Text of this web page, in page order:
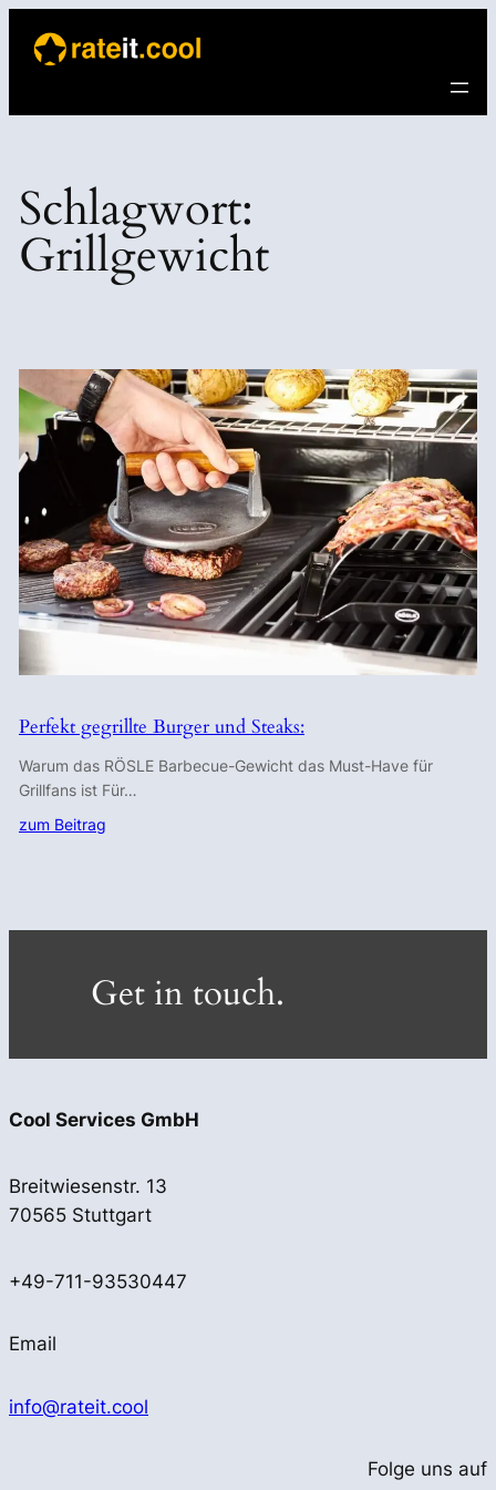
zum
Schlagwort:
Grillgewicht
Perfekt gegrillte Burger und Steaks:
Warum das RÖSLE Barbecue-Gewicht das Must-Have für
Grillfans ist Für…
zum Beitrag
Get in touch.
Cool Services GmbH
Breitwiesenstr. 13
70565 Stuttgart
+49-711-93530447
Email
info@rateit.cool
Folge uns auf